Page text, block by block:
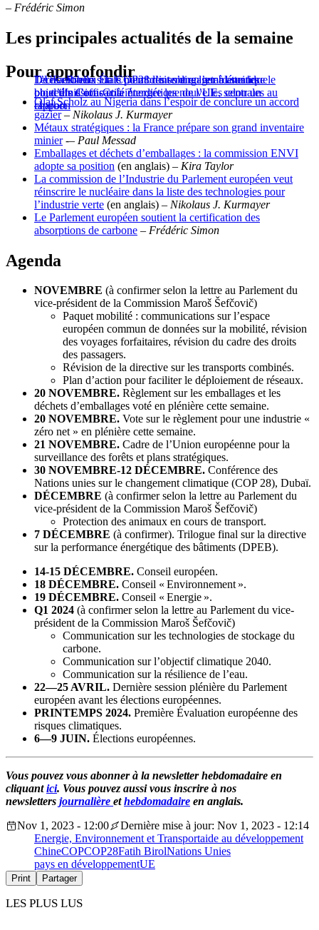
– Frédéric Simon
Les principales actualités de la semaine
Teresa Ribera : la COP28 doit s’engager à atteindre le
pic d’émissions et à interdire les nouvelles centrales au
charbon
De nombreux États membres sont en retard sur les
objectifs d’efficacité énergétique de l’UE, selon un
rapport
L’UE est-elle sur le point d’interdire l’emblématique
bouteille Coca-Cola ?
Pour approfondir
Olaf Scholz au Nigeria dans l’espoir de conclure un accord
gazier –Nikolaus J. Kurmayer
Métaux stratégiques : la France prépare son grand inventaire
minier -– Paul Messad
Emballages et déchets d’emballages : la commission ENVI
adopte sa position (en anglais) – Kira Taylor
La commission de l’Industrie du Parlement européen veut
réinscrire le nucléaire dans la liste des technologies pour
l’industrie verte (en anglais) – Nikolaus J. Kurmayer
Le Parlement européen soutient la certification des
absorptions de carbone – Frédéric Simon
Agenda
NOVEMBRE (à confirmer selon la lettre au Parlement du
vice-président de la Commission Maroš Šefčovič)
Paquet mobilité : communications sur l’espace
européen commun de données sur la mobilité, révision
des voyages forfaitaires, révision du cadre des droits
des passagers.
Révision de la directive sur les transports combinés.
Plan d’action pour faciliter le déploiement de réseaux.
20 NOVEMBRE. Règlement sur les emballages et les
déchets d’emballages voté en plénière cette semaine.
20 NOVEMBRE. Vote sur le règlement pour une industrie «
zéro net » en plénière cette semaine.
21 NOVEMBRE. Cadre de l’Union européenne pour la
surveillance des forêts et plans stratégiques.
30 NOVEMBRE-12 DÉCEMBRE. Conférence des
Nations unies sur le changement climatique (COP 28), Dubaï.
DÉCEMBRE (à confirmer selon la lettre au Parlement du
vice-président de la Commission Maroš Šefčovič)
Protection des animaux en cours de transport.
7 DÉCEMBRE (à confirmer). Trilogue final sur la directive
sur la performance énergétique des bâtiments (DPEB).
14-15 DÉCEMBRE. Conseil européen.
18 DÉCEMBRE. Conseil « Environnement ».
19 DÉCEMBRE. Conseil « Energie ».
Q1 2024 (à confirmer selon la lettre au Parlement du vice-
président de la Commission Maroš Šefčovič)
Communication sur les technologies de stockage du
carbone.
Communication sur l’objectif climatique 2040.
Communication sur la résilience de l’eau.
22—25 AVRIL. Dernière session plénière du Parlement
européen avant les élections européennes.
PRINTEMPS 2024. Première Évaluation européenne des
risques climatiques.
6—9 JUIN. Élections européennes.
Vous pouvez vous abonner à la newsletter hebdomadaire en
cliquantici. Vous pouvez aussi vous inscrire à nos
newsletters journalière ethebdomadaire en anglais.
Nov 1, 2023 - 12:00
Dernière mise à jour: Nov 1, 2023 - 12:14
Energie, Environnement et Transportaide au développement
ChineCOPCOP28Fatih BirolNations Unies
pays en développementUE
Print Partager
LES PLUS LUS